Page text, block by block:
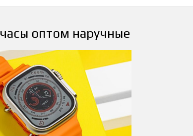
часы оптом наручные